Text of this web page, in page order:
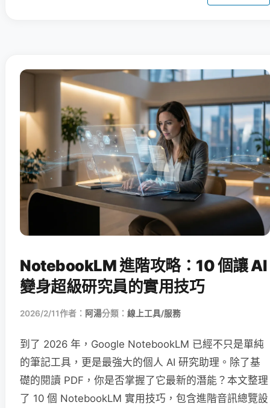
NotebookLM 進階攻略：10 個讓 AI
變身超級研究員的實用技巧
2026/2/11作者： 阿湯分類： 線上工具/服務
到了 2026 年，Google NotebookLM 已經不只是單純
的筆記工具，更是最強大的個人 AI 研究助理。除了基
礎的閱讀 PDF，你是否掌握了它最新的潛能？本文整理
了 10 個 NotebookLM 實用技巧，包含進階音訊總覽設